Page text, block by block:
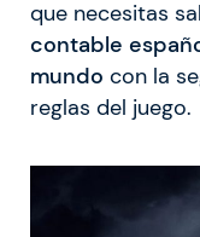
que necesitas
contable
mundo con la
reglas del juego.